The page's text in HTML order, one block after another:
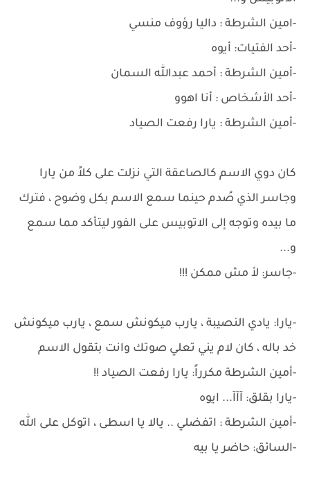
-امين الشرطة : داليا رؤوف منسي
-أحد الفتيات: أيوه
-أمين الشرطة : أحمد عبدالله السمان
-أحد الأشخاص : أنا اهوو
-أمين الشرطة : يارا رفعت الصياد
كان دوي الاسم كالصاعقة التي نزلت على كلاً من يارا
وجاسر الذي صُدم حينما سمع الاسم بكل وضوح ، فترك
ما بيده وتوجه إلى الاتوبيس على الفور ليتأكد مما سمع
و...
-جاسر: لأ مش ممكن !!!
-يارا: يادي النصيبة ، يارب ميكونش سمع ، يارب ميكونش
خد باله ، كان لام يني تعلي صوتك وانت بتقول الاسم
-أمين الشرطة مكرراً: يارا رفعت الصياد !!
-يارا بقلق: آآآ... ايوه
-أمين الشرطة : اتفضلي .. يالا يا اسطى ، اتوكل على الله
-السائق: حاضر يا بيه